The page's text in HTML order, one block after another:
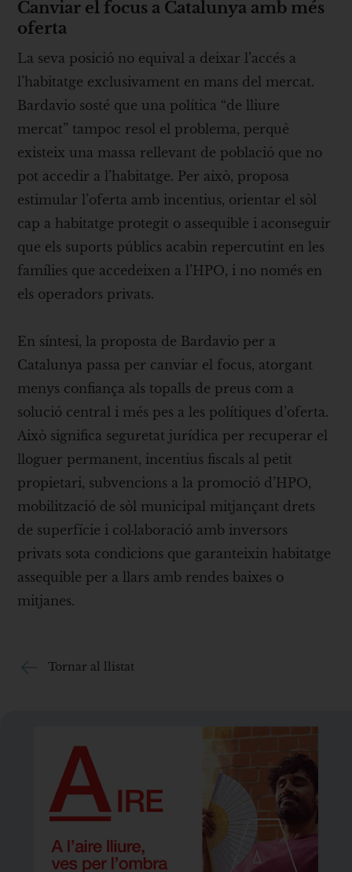
Canviar el focus a Catalunya amb més
oferta
La seva posició no equival a deixar l’accés a
l’habitatge exclusivament en mans del mercat.
Bardavio sosté que una política “de lliure
mercat” tampoc resol el problema, perquè
existeix una massa rellevant de població que no
pot accedir a l’habitatge. Per això, proposa
estimular l’oferta amb incentius, orientar el sòl
cap a habitatge protegit o assequible i aconseguir
que els suports públics acabin repercutint en les
famílies que accedeixen a l’HPO, i no només en
els operadors privats.
En síntesi, la proposta de Bardavio per a
Catalunya passa per canviar el focus, atorgant
menys confiança als topalls de preus com a
solució central i més pes a les polítiques d’oferta.
Això significa seguretat jurídica per recuperar el
lloguer permanent, incentius fiscals al petit
propietari, subvencions a la promoció d’HPO,
mobilització de sòl municipal mitjançant drets
de superfície i col·laboració amb inversors
privats sota condicions que garanteixin habitatge
assequible per a llars amb rendes baixes o
mitjanes.
Tornar al llistat